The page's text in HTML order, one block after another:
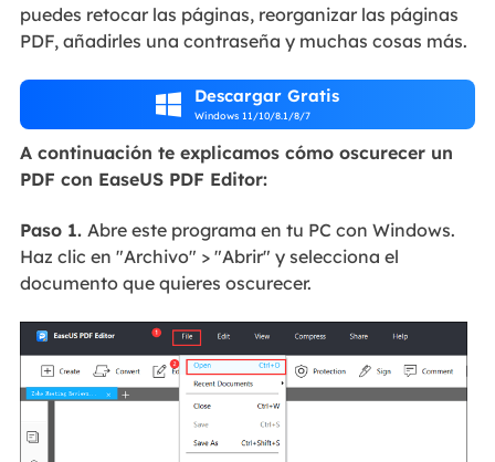
puedes retocar las páginas, reorganizar las páginas
PDF, añadirles una contraseña y muchas cosas más.
 Descargar Gratis
Windows 11/10/8.1/8/7
A continuación te explicamos cómo oscurecer un
PDF con EaseUS PDF Editor:
Paso 1. Abre este programa en tu PC con Windows.
Haz clic en "Archivo" > "Abrir" y selecciona el
documento que quieres oscurecer.